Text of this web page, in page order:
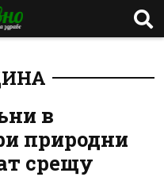
в
природни
срещу